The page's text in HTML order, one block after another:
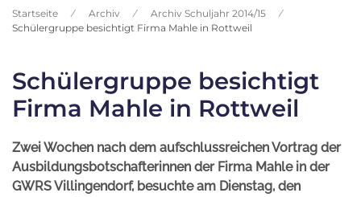
Startseite Archiv
Archiv Schuljahr 2014/15
Schülergruppe besichtigt Firma Mahle in Rottweil
Schülergruppe besichtigt
Firma Mahle in Rottweil
Zwei Wochen nach dem aufschlussreichen Vortrag der
Ausbildungsbotschafterinnen der Firma Mahle in der
GWRS Villingendorf, besuchte am Dienstag, den